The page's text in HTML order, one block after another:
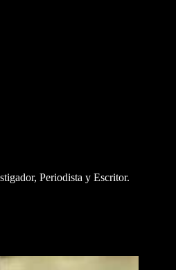
Periodista y Escritor.